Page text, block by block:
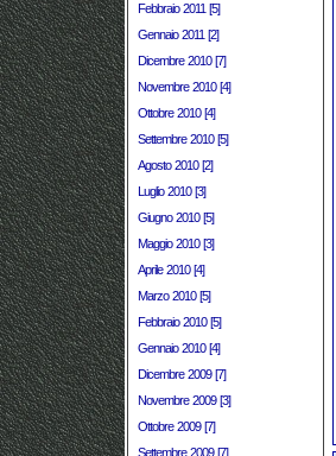
Febbraio 2011 [5]
Gennaio 2011 [2]
Dicembre 2010 [7]
Novembre 2010 [4]
Ottobre 2010 [4]
Settembre 2010 [5]
Agosto 2010 [2]
Luglio 2010 [3]
Giugno 2010 [5]
Maggio 2010 [3]
Aprile 2010 [4]
Marzo 2010 [5]
Febbraio 2010 [5]
Gennaio 2010 [4]
Dicembre 2009 [7]
Novembre 2009 [3]
Ottobre 2009 [7]
Settembre 2009 [7]